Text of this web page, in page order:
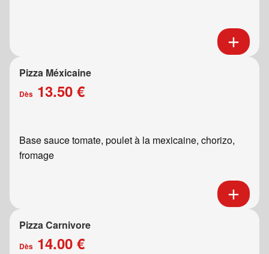
Pizza Méxicaine
Dès 13.50 €
Base sauce tomate, poulet à la mexicaine, chorizo,
fromage
Pizza Carnivore
Dès 14.00 €